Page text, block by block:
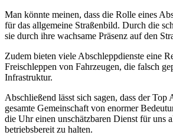
Man könnte meinen, dass die Rolle eines
für das allgemeine Straßenbild. Durch die
sie durch ihre wachsame Präsenz auf den
Zudem bieten viele Abschleppdienste eine
Freischleppen von Fahrzeugen, die falsch
Infrastruktur.
Abschließend lässt sich sagen, dass der
gesamte Gemeinschaft von enormer
die Uhr einen unschätzbaren Dienst für uns
betriebsbereit zu halten.